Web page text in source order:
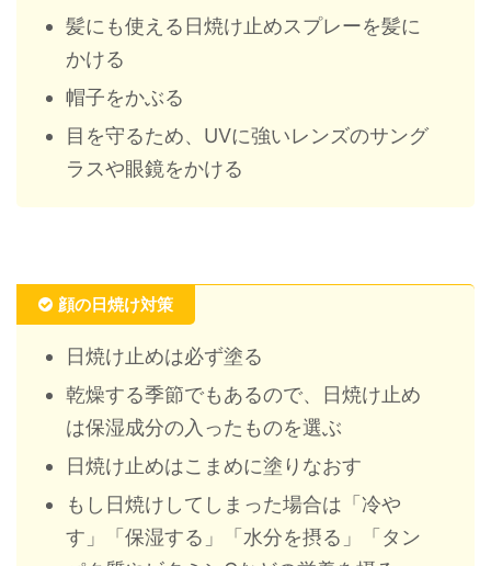
髪にも使える日焼け止めスプレーを髪に
かける
帽子をかぶる
目を守るため、UVに強いレンズのサング
ラスや眼鏡をかける
顔の日焼け対策
日焼け止めは必ず塗る
乾燥する季節でもあるので、日焼け止め
は保湿成分の入ったものを選ぶ
日焼け止めはこまめに塗りなおす
もし日焼けしてしまった場合は「冷や
す」「保湿する」「水分を摂る」「タン